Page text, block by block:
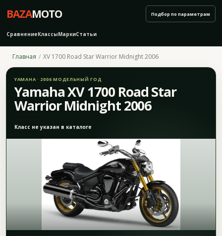
BAZAMOTO
СравнениеКлассыМаркиСтатьи
Подбор по параметрам
Главная XV 1700 Road Star Warrior Midnight 2006
YAMAHA · 2006 МОДЕЛЬНЫЙ ГОД
Yamaha XV 1700 Road Star
Warrior Midnight 2006
Класс не указан в каталоге